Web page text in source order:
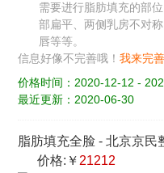
需要进行脂肪填充的部
部扁平、两侧乳房不对
唇等等。
信息好像不完善哦！我来完
价格时间：2020-12-12 -
最近更新：2020-06-30
脂肪填充全脸 -北京京民
价格:￥ 21212